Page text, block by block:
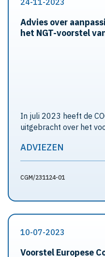
24-11-2023
Advies over
het NGT-voorstel
In juli 2023 heeft de
uitgebracht over het
ADVIEZEN
CGM/231124-01
10-07-2023
Voorstel Europese